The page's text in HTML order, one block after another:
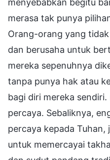
merasa tak punya
Orang-orang yang
dan berusaha untuk
mereka sepenuhnya
tanpa punya hak atau
bagi diri mereka
percaya. Sebaliknya,
percaya kepada Tuhan,
untuk memercayai